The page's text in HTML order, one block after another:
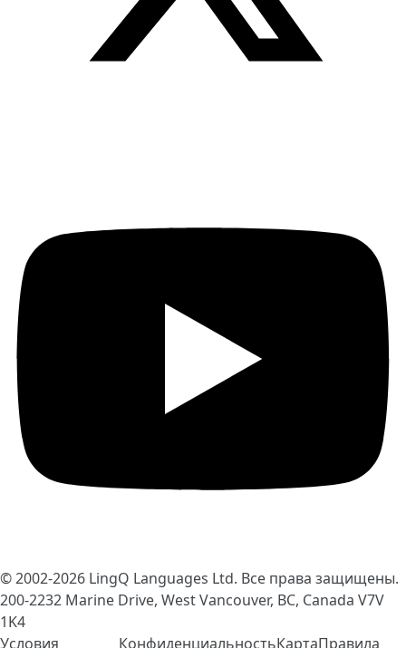
© 2002-2026 LingQ Languages Ltd. Все права защищены.
200-2232 Marine Drive, West Vancouver, BC, Canada V7V
1K4
Условия
КонфиденциальностьКартаПравила